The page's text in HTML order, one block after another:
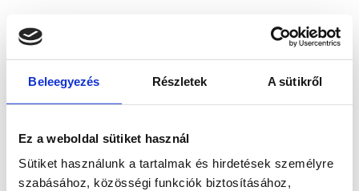
Beleegyezés Részletek A sütikről
Ez a weboldal sütiket használ
Sütiket használunk a tartalmak és hirdetések személyre
szabásához, közösségi funkciók biztosításához,